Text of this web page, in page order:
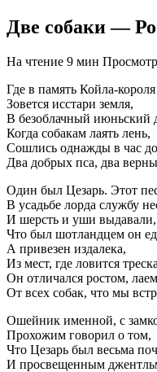
Две собаки —
На чтение 9 мин
Где в память Койла-короля
Зовется исстари земля,
В безоблачный июньский
Когда собакам лаять лень,
Сошлись однажды в час
Два добрых пса, два
Один был Цезарь. Этот
В усадьбе лорда службу
И шерсть и уши выдавали,
Что был шотландцем он
А привезен издалека,
Из мест, где ловится
Он отличался ростом, лаем
От всех собак, что мы
Ошейник именной, с
Прохожим говорил о том,
Что Цезарь был весьма
И просвещенным